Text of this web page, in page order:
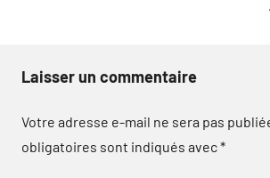
Laisser un commentaire
Votre adresse e-mail ne sera pas
obligatoires sont indiqués avec*